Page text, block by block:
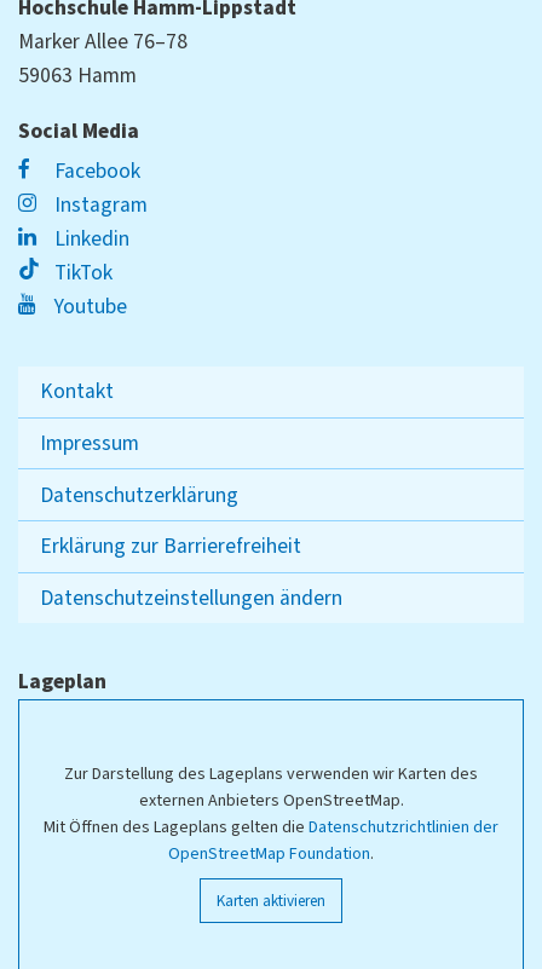
Hochschule Hamm-Lippstadt
Marker Allee 76–78
59063 Hamm
Social Media
Facebook
Instagram
Linkedin
TikTok
Youtube
Kontakt
Impressum
Datenschutzerklärung
Erklärung zur Barrierefreiheit
Datenschutzeinstellungen ändern
Lageplan
Zur Darstellung des Lageplans verwenden wir Karten des
externen Anbieters OpenStreetMap.
Mit Öffnen des Lageplans gelten die Datenschutzrichtlinien der
OpenStreetMap Foundation.
Karten aktivieren